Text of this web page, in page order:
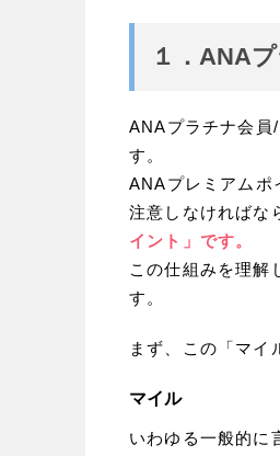
１．ANA
ANAプラチナ会員
す。
ANAプレミアムポ
注意しなければな
イント」です。
この仕組みを理解
す。
まず、この「マイ
マイル
いわゆる一般的に